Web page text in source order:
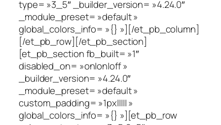
type= »3_5″ _builder_version= »4.24.0″
_module_preset= »default »
global_colors_info= »{} »][/et_pb_column]
[/et_pb_row][/et_pb_section]
[et_pb_section fb_built= »1″
disabled_on= »on|on|off »
_builder_version= »4.24.0″
_module_preset= »default »
custom_padding= »1px||||| »
global_colors_info= »{} »][et_pb_row